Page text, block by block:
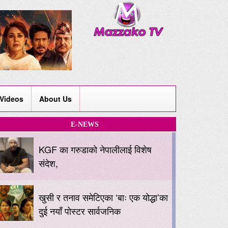
Videos About Us
E-NEWS
KGF का गरुडाको नेपालीलाई विशेष
संदेश,
खुसी र तनाव समेटिएका ‘बाः एक योद्धा’का
दुई नयाँ पोस्टर सार्वजनिक